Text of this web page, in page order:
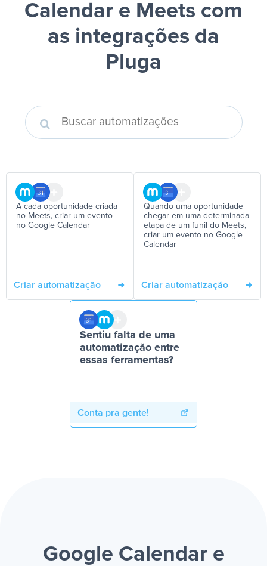
Calendar e Meets com
as integrações da
Pluga
A cada oportunidade criada
no Meets, criar um evento
no Google Calendar
Criar automatização
Quando uma oportunidade
chegar em uma determinada
etapa de um funil do Meets,
criar um evento no Google
Calendar
Criar automatização
Sentiu falta de uma
automatização entre
essas ferramentas?
Conta pra gente!
Google Calendar e